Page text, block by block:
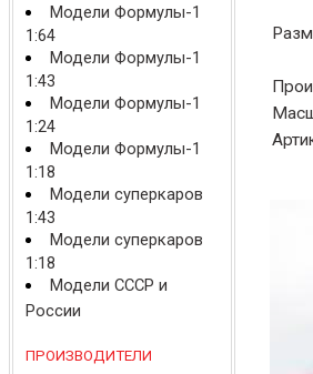
Модели Формулы-1
1:64
Модели Формулы-1
1:43
Модели Формулы-1
1:24
Модели Формулы-1
1:18
Модели суперкаров
1:43
Модели суперкаров
1:18
Модели СССР и
России
ПРОИЗВОДИТЕЛИ